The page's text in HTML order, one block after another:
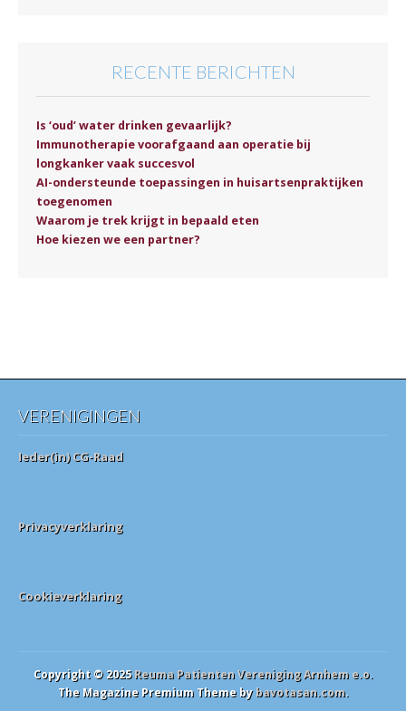
RECENTE BERICHTEN
Is ‘oud’ water drinken gevaarlijk?
Immunotherapie voorafgaand aan operatie bij
longkanker vaak succesvol
AI-ondersteunde toepassingen in huisartsenpraktijken
toegenomen
Waarom je trek krijgt in bepaald eten
Hoe kiezen we een partner?
VERENIGINGEN
Ieder(in) CG-Raad
Privacyverklaring
Cookieverklaring
Copyright © 2025Reuma Patienten Vereniging Arnhem e.o.
The Magazine Premium Theme bybavotasan.com.